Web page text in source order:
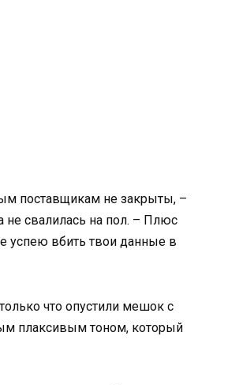
поставщикам не закрыты, –
не свалилась на пол. – Плюс
успею вбить твои данные в
что опустили мешок с
плаксивым тоном, который